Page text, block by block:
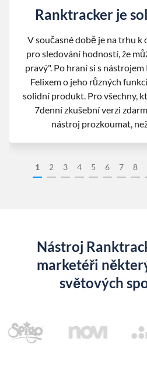
1 2 3 4 5 6 7 8
Ranktracker je
V současné době je na trhu
pro sledování hodností, že
pravý". Po hraní si s
Felixem o jeho různých
solidní produkt. Pro všechny,
7denní zkušební verzi
nástroj prozkoumat,
Nástroj
marketéři
světových